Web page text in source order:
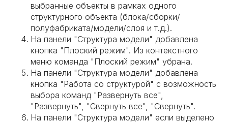
выбранные объекты в рамках одного
структурного объекта (блока/сборки/
полуфабриката/модели/слоя и т.д.).
На панели "Структура модели" добавлена
кнопка "Плоский режим". Из контекстного
меню команда "Плоский режим" убрана.
На панели "Структура модели" добавлена
кнопка "Работа со структурой" с возможность
выбора команд "Развернуть все",
"Развернуть", "Свернуть все", "Свернуть".
На панели "Структура модели" если выделено